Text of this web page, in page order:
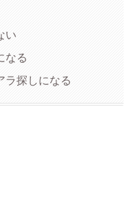
い
なる
ラ探しになる